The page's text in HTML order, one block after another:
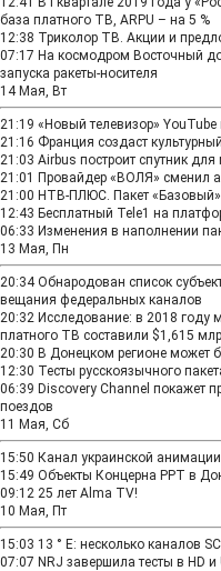
база платного ТВ, ARPU – на 5 %
12:38 Триколор ТВ. Акции и
07:17 На космодром Восточный
запуска ракеты-носителя
14 Мая, Вт
21:19 «Новый телевизор»
21:16 Франция создаст
21:03 Airbus построит спутник
21:01 Провайдер «ВОЛЯ» сменил
21:00 НТВ‑ПЛЮС. Пакет
12:43 Бесплатный Tele1 на
06:33 Изменения в наполнении
13 Мая, Пн
20:34 Обнародован список
вещания федеральных каналов
20:32 Исследование: в 2018 году
платного ТВ составили $1,615
20:30 В Донецком регионе может
12:30 Тесты русскоязычного
06:39 Discovery Channel покажет
поездов
11 Мая, Сб
15:50 Канал украинской
15:49 Объекты Концерна РРТ в
09:12 25 лет Alma TV!
10 Мая, Пт
15:03 13 ° E: несколько каналов
07:07 NRJ завершила тесты в HD и